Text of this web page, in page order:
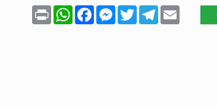
Print WhatsAppFacebookMessenger
TwitterTelegram